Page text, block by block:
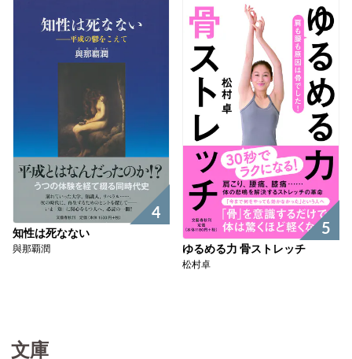
4
知性は死なない
與那覇潤
5
ゆるめる力 骨ストレッチ
松村卓
文庫